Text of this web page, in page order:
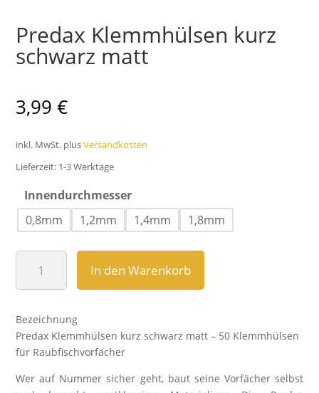
Predax Klemmhülsen kurz
schwarz matt
3,99€
inkl. MwSt. plusVersandkosten
Lieferzeit: 1-3 Werktage
Innendurchmesser
0,8mm
1,2mm 1,4mm 1,8mm
Klemmhülsen
kurz
matt
Menge
In den Warenkorb
Bezeichnung
Predax Klemmhülsen kurz schwarz matt – 50 Klemmhülsen
für Raubfischvorfächer
Wer auf Nummer sicher geht, baut seine Vorfächer selbst